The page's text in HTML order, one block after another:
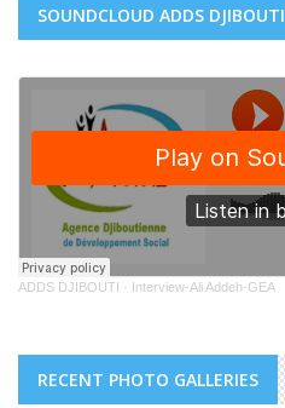
SOUNDCLOUD ADDS DJIBOUTI
ADDS DJIBOUTI · Interview-Ali Addeh-GEA
RECENT PHOTO GALLERIES